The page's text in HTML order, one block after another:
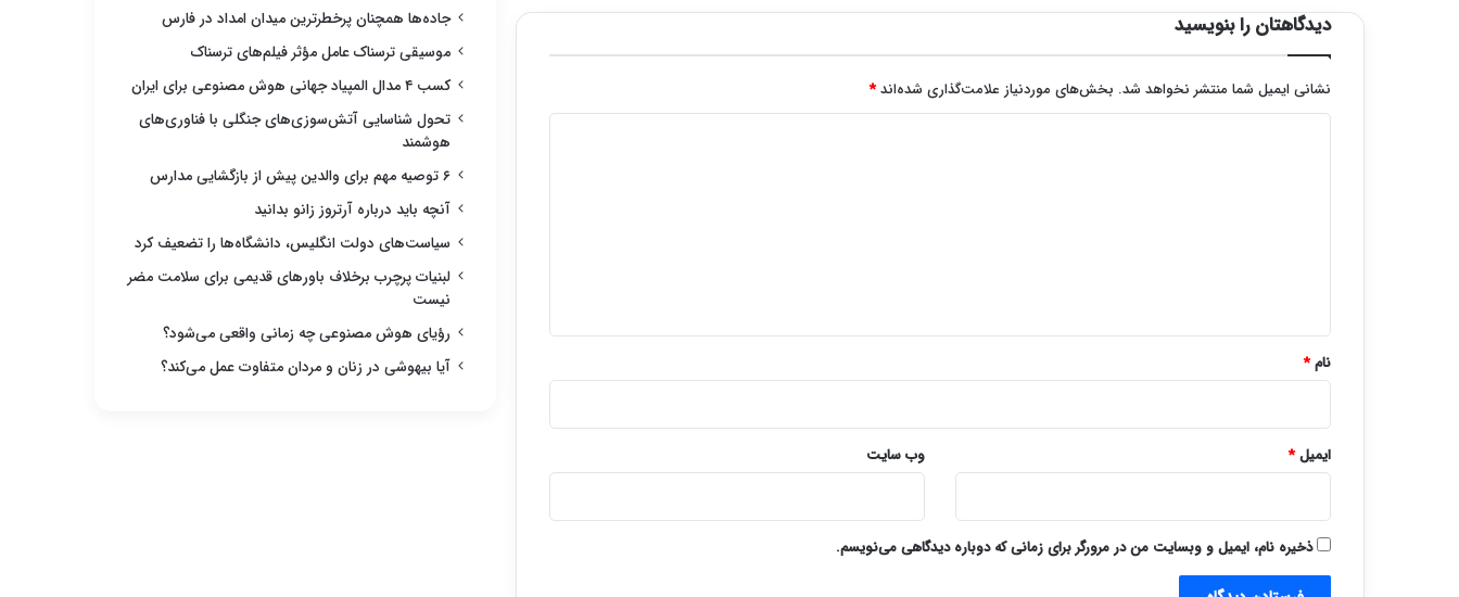
دیدگاهتان را بنویسید
نشانی ایمیل شما منتشر نخواهد شد. بخش‌های موردنیاز علامت‌گذاری شده‌اند*
نام*
ایمیل* وب‌ سایت
ذخیره نام، ایمیل و وبسایت من در مرورگر برای زمانی که دوباره دیدگاهی می‌نویسم.
جاده‌ها همچنان پرخطرترین میدان امداد در فارس
موسیقی ترسناک عامل مؤثر فیلم‌های ترسناک
کسب ۴ مدال المپیاد جهانی هوش مصنوعی برای ایران
تحول شناسایی آتش‌سوزی‌های جنگلی با فناوری‌های
هوشمند
۶ توصیه مهم برای والدین پیش از بازگشایی مدارس
آنچه باید درباره آرتروز زانو بدانید
سیاست‌های دولت انگلیس، دانشگاه‌ها را تضعیف کرد
لبنیات پرچرب برخلاف باورهای قدیمی برای سلامت مضر
نیست
رؤیای هوش مصنوعی چه زمانی واقعی می‌شود؟
آیا بیهوشی در زنان و مردان متفاوت عمل می‌کند؟